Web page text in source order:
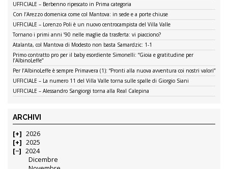
UFFICIALE – Berbenno ripescato in Prima categoria
Con l’Arezzo domenica come col Mantova: in sede e a porte chiuse
UFFICIALE – Lorenzo Poli è un nuovo centrocampista del Villa Valle
Tornano i primi anni ’90 nelle maglie da trasferta: vi piacciono?
Atalanta, col Mantova di Modesto non basta Samardzic: 1-1
Primo contratto pro per il baby esordiente Simonelli: “Gioia e gratitudine per
l’AlbinoLeffe”
Per l’AlbinoLeffe è sempre Primavera (1): “Pronti alla nuova avventura coi nostri valori”
UFFICIALE – La numero 11 del Villa Valle torna sulle spalle di Giorgio Siani
UFFICIALE – Alessandro Sangiorgi torna alla Real Calepina
ARCHIVI
2026
2025
2024
Dicembre